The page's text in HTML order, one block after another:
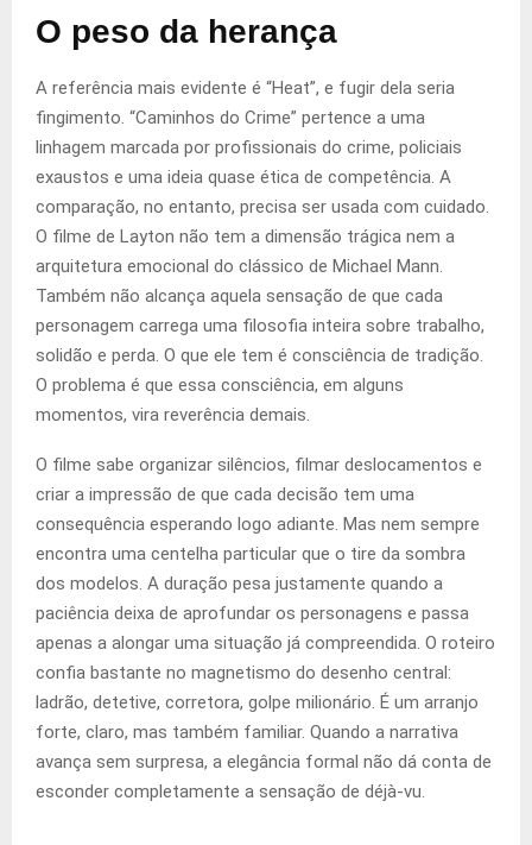
O peso da herança
A referência mais evidente é “Heat”, e fugir dela seria
fingimento. “Caminhos do Crime” pertence a uma
linhagem marcada por profissionais do crime, policiais
exaustos e uma ideia quase ética de competência. A
comparação, no entanto, precisa ser usada com cuidado.
O filme de Layton não tem a dimensão trágica nem a
arquitetura emocional do clássico de Michael Mann.
Também não alcança aquela sensação de que cada
personagem carrega uma filosofia inteira sobre trabalho,
solidão e perda. O que ele tem é consciência de tradição.
O problema é que essa consciência, em alguns
momentos, vira reverência demais.
O filme sabe organizar silêncios, filmar deslocamentos e
criar a impressão de que cada decisão tem uma
consequência esperando logo adiante. Mas nem sempre
encontra uma centelha particular que o tire da sombra
dos modelos. A duração pesa justamente quando a
paciência deixa de aprofundar os personagens e passa
apenas a alongar uma situação já compreendida. O roteiro
confia bastante no magnetismo do desenho central:
ladrão, detetive, corretora, golpe milionário. É um arranjo
forte, claro, mas também familiar. Quando a narrativa
avança sem surpresa, a elegância formal não dá conta de
esconder completamente a sensação de déjà-vu.